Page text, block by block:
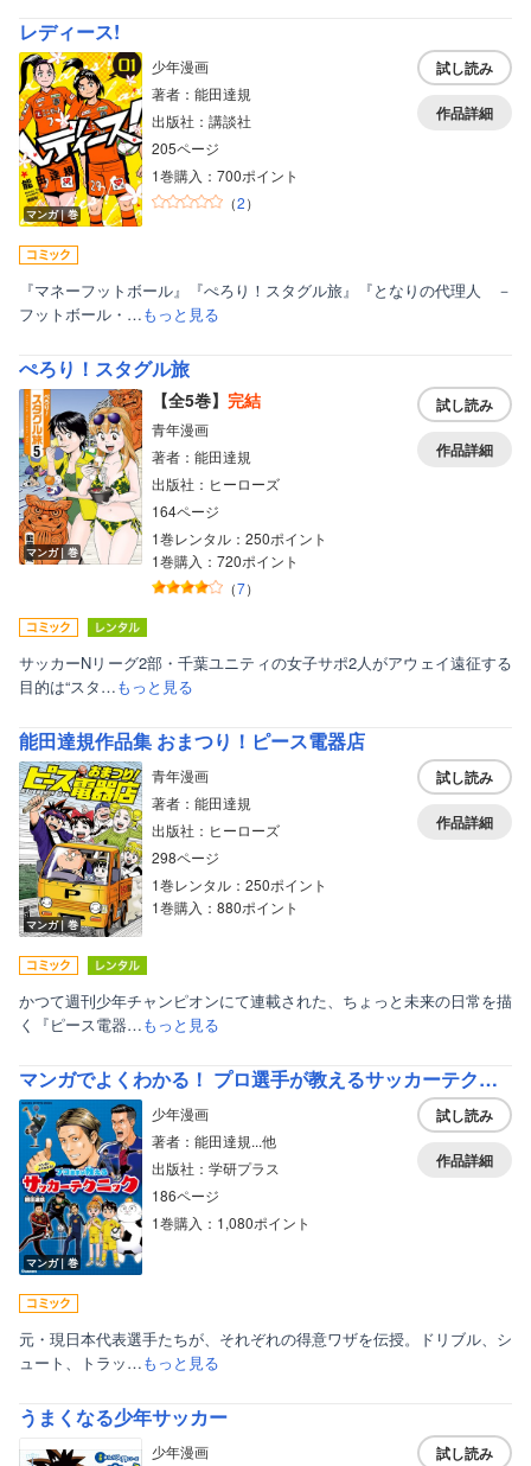
レディース!
マンガ｜巻
少年漫画
著者：能田達規
出版社：講談社
205ページ
1巻購入：700ポイント
（2）
試し読み
作品詳細
『マネーフットボール』『ぺろり！スタグル旅』『となりの代理人 －
フットボール・…もっと見る
ぺろり！スタグル旅
マンガ｜巻
【全5巻】 完結
青年漫画
著者：能田達規
出版社：ヒーローズ
164ページ
1巻レンタル：250ポイント
1巻購入：720ポイント
（7）
試し読み
作品詳細
サッカーNリーグ2部・千葉ユニティの女子サポ2人がアウェイ遠征する
目的は“スタ…もっと見る
能田達規作品集 おまつり！ピース電器店
マンガ｜巻
青年漫画
著者：能田達規
出版社：ヒーローズ
298ページ
1巻レンタル：250ポイント
1巻購入：880ポイント
試し読み
作品詳細
かつて週刊少年チャンピオンにて連載された、ちょっと未来の日常を描
く『ピース電器…もっと見る
マンガでよくわかる！ プロ選手が教えるサッカーテクニック
マンガ｜巻
少年漫画
著者：能田達規...他
出版社：学研プラス
186ページ
1巻購入：1,080ポイント
試し読み
作品詳細
元・現日本代表選手たちが、それぞれの得意ワザを伝授。ドリブル、シ
ュート、トラッ…もっと見る
うまくなる少年サッカー
少年漫画
試し読み
ボーイズラブ
ティーンズラブ
美女・美少女
女性写真集